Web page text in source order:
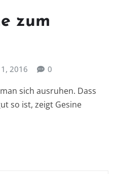
zum
1, 2016 0
sich ausruhen. Dass
so ist, zeigt Gesine